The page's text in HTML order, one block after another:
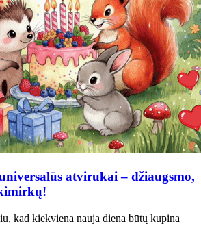
atvirukai – džiaugsmo,
kad kiekviena nauja diena būtų kupina